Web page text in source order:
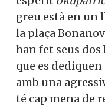
greu està en un
la plaça
han fet seus dos
que es
amb una
té cap mena de